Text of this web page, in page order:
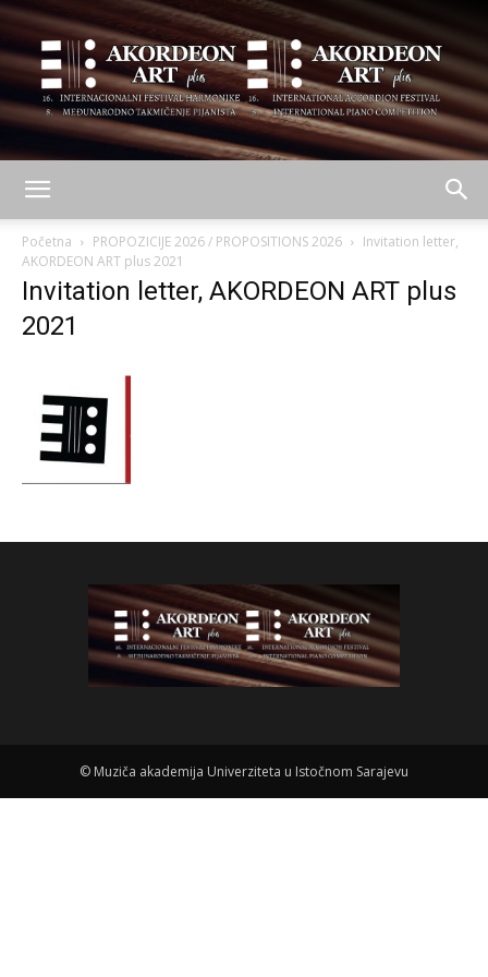
ART
Početna PROPOZICIJE 2026 / PROPOSITIONS 2026
Invitation letter,
AKORDEON ART plus 2021
Invitation letter, AKORDEON ART plus
2021
© Muziča akademija Univerziteta u Istočnom Sarajevu